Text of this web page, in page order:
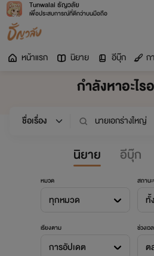
Tunwalai ธัญวลัย
เพื่อประสบการณ์ที่ดีกว่าบนมือถือ
หน้าแรก นิยาย อีบุ๊ก ก
กำลังหาอะไร
นิยาย อีบุ๊ก
หมวด
ทุกหมวด
สถาน
ทั้
เรียงตาม
การอัปเดต
ช่วงเว
ต